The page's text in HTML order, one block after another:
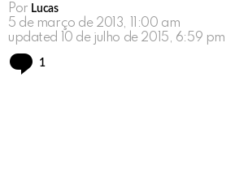
Por Lucas
5 de março de 2013, 11:00 am
updated
10 de julho de 2015, 6:59 pm
1